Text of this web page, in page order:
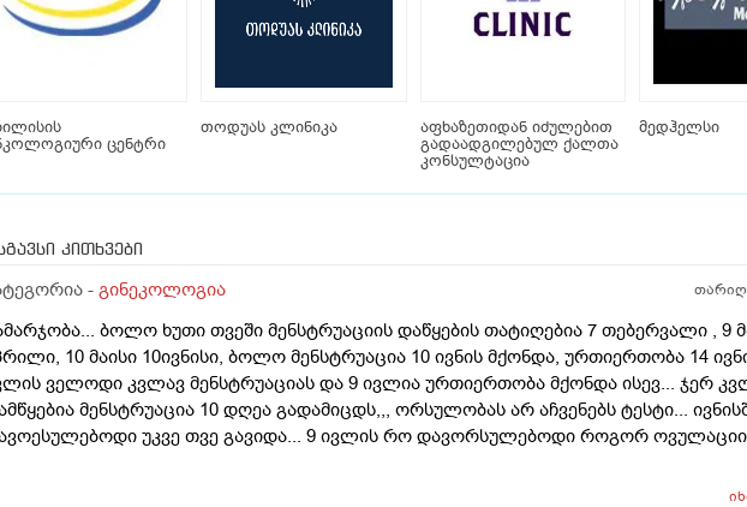
ცენტრი
თოდუას კლინიკა
აფხაზეთიდან იძულებით
გადაადგილებულ ქალთა
კონსულტაცია
მედჰელსი
კითხვები
- გინეკოლოგია
ბოლო ხუთი თვეში მენსტრუაციის დაწყების თატიღებია 7 თებერვალი , 9
10 მაისი 10ივნისი, ბოლო მენსტრუაცია 10 ივნის მქონდა, ურთიერთობა 14
ველოდი კვლავ მენსტრუაციას და 9 ივლია ურთიერთობა მქონდა ისევ... ჯერ
მენსტრუაცია 10 დღეა გადამიცდს,,, ორსულობას არ აჩვენებს ტესტი...
უკვე თვე გავიდა... 9 ივლის რო დავორსულებოდი როგორ